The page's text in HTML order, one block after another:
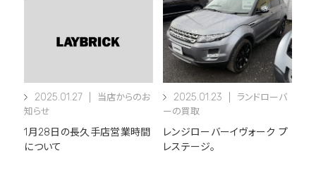
2025.01.27
当店からのお
知らせ
1月28日の長久手店営業時間
について
2025.01.23
ランドローバ
ーの買取
レンジローバーイヴォーク プ
レステージ。